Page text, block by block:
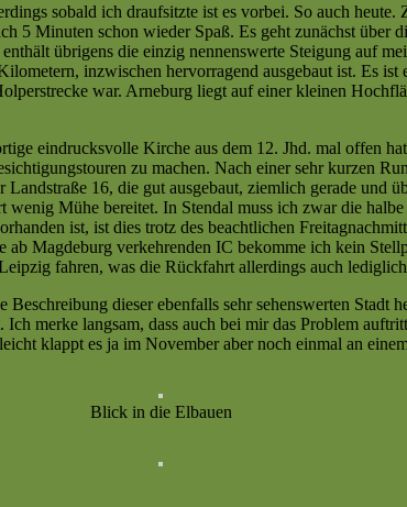
sobald ich draufsitzte ist es vorbei. So auch
5 Minuten schon wieder Spaß. Es geht zunächst über
übrigens die einzig nennenswerte Steigung auf
inzwischen hervorragend ausgebaut ist. Es
war. Arneburg liegt auf einer kleinen
eindrucksvolle Kirche aus dem 12. Jhd. mal offen
zu machen. Nach einer sehr kurzen
16, die gut ausgebaut, ziemlich gerade
wenig Mühe bereitet. In Stendal muss ich zwar die
ist, ist dies trotz des beachtlichen
Magdeburg verkehrenden IC bekomme ich kein
fahren, was die Rückfahrt allerdings auch
dieser ebenfalls sehr sehenswerten Stadt
merke langsam, dass auch bei mir das Problem
klappt es ja im November aber noch einmal an
Blick in die Elbauen